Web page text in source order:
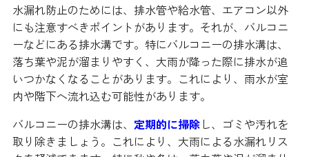
水漏れ防止のためには、排水管や給水管、エアコン以外
にも注意すべきポイントがあります。それが、バルコニ
ーなどにある排水溝です。特にバルコニーの排水溝は、
落ち葉や泥が溜まりやすく、大雨が降った際に排水が追
いつかなくなることがあります。これにより、雨水が室
内や階下へ流れ込む可能性があります。
バルコニーの排水溝は、 定期的に掃除し、ゴミや汚れを
取り除きましょう。これにより、大雨による水漏れリス